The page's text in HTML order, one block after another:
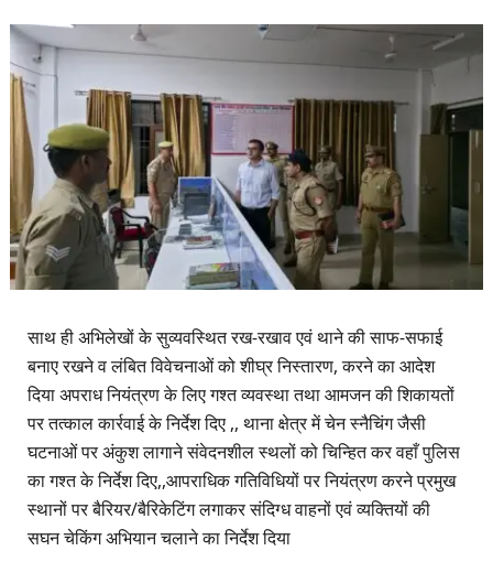
साथ ही अभिलेखों के सुव्यवस्थित रख-रखाव एवं थाने की साफ-सफाई
बनाए रखने व लंबित विवेचनाओं को शीघ्र निस्तारण, करने का आदेश
दिया अपराध नियंत्रण के लिए गश्त व्यवस्था तथा आमजन की शिकायतों
पर तत्काल कार्रवाई के निर्देश दिए ,, थाना क्षेत्र में चेन स्नैचिंग जैसी
घटनाओं पर अंकुश लागाने संवेदनशील स्थलों को चिन्हित कर वहाँ पुलिस
का गश्त के निर्देश दिए,,आपराधिक गतिविधियों पर नियंत्रण करने प्रमुख
स्थानों पर बैरियर/बैरिकेटिंग लगाकर संदिग्ध वाहनों एवं व्यक्तियों की
सघन चेकिंग अभियान चलाने का निर्देश दिया